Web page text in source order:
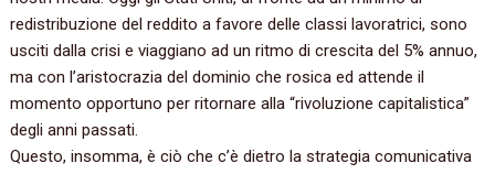
redistribuzione del reddito a favore delle classi lavoratrici, sono
usciti dalla crisi e viaggiano ad un ritmo di crescita del 5% annuo,
ma con l’aristocrazia del dominio che rosica ed attende il
momento opportuno per ritornare alla “rivoluzione capitalistica”
degli anni passati.
Questo, insomma, è ciò che c’è dietro la strategia comunicativa